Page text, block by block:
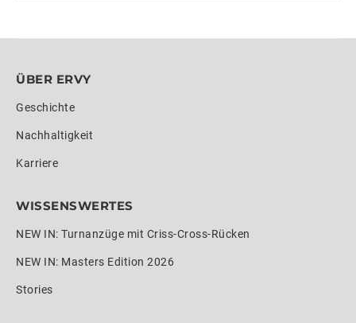
ÜBER ERVY
Geschichte
Nachhaltigkeit
Karriere
WISSENSWERTES
NEW IN: Turnanzüge mit Criss-Cross-Rücken
NEW IN: Masters Edition 2026
Stories